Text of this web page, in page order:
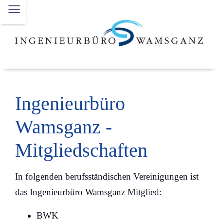
Ingenieurbüro
Wamsganz -
Mitgliedschaften
In folgenden berufsständischen Vereinigungen ist
das Ingenieurbüro Wamsganz Mitglied:
BWK
≡